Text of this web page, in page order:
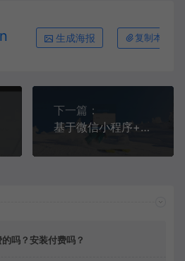
生成海报 复制本文链
下一篇：
基于微信小程序+SpringBoot+MySQL的题库刷题小程序(附论文)
吗？安装付费吗？